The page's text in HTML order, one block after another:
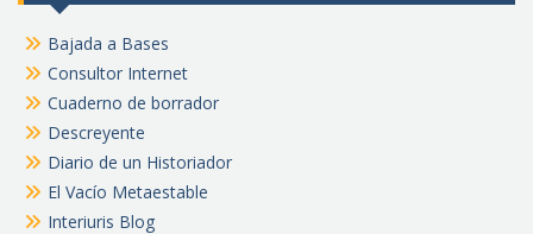
Bajada a Bases
Consultor Internet
Cuaderno de borrador
Descreyente
Diario de un Historiador
El Vacío Metaestable
Interiuris Blog